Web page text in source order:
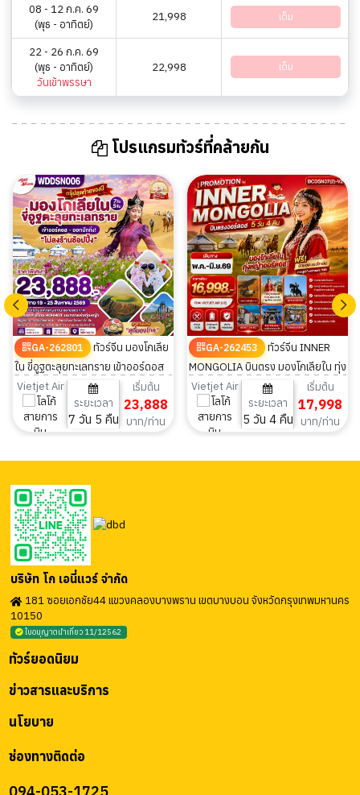
08 - 12 ก.ค. 69
(พุธ - อาทิตย์)
21,998 เต็ม
22 - 26 ก.ค. 69
(พุธ - อาทิตย์)
วันเข้าพรรษา
22,998 เต็ม
โปรแกรมทัวร์ที่คล้ายกัน
GA-262801
ทัวร์จีน มองโกเลีย
ใน ขี่อูฐตะลุยทะเลทราย เข้าออร์ดอส
ออกปักกิ่ง 7วัน 5คืน
Vietjet Air
ระยะเวลา
7 วัน 5 คืน
เริ่มต้น
23,888
บาท/ท่าน
GA-262453
ทัวร์จีน INNER
MONGOLIA บินตรง มองโกเลียใน ทุ่ง
หญ้าออร์ดอส 5 วัน 4 คืน
Vietjet Air
ระยะเวลา
5 วัน 4 คืน
เริ่มต้น
17,998
บาท/ท่าน
บริษัท โก เอนี่แวร์ จำกัด
181 ซอยเอกชัย44 แขวงคลองบางพราน เขตบางบอน จังหวัดกรุงเทพมหานคร
10150
ใบอนุญาตนำเที่ยว 11/12562
ช่องทางติดต่อ
นโยบาย
ข่าวสารและบริการ
ทัวร์ยอดนิยม